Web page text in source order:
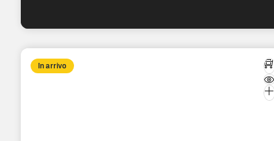
In arrivo